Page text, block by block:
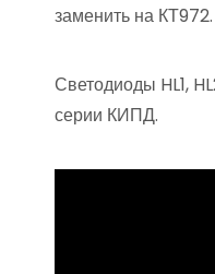
заменить на КТ972.
Светодиоды HL1,
серии КИПД.